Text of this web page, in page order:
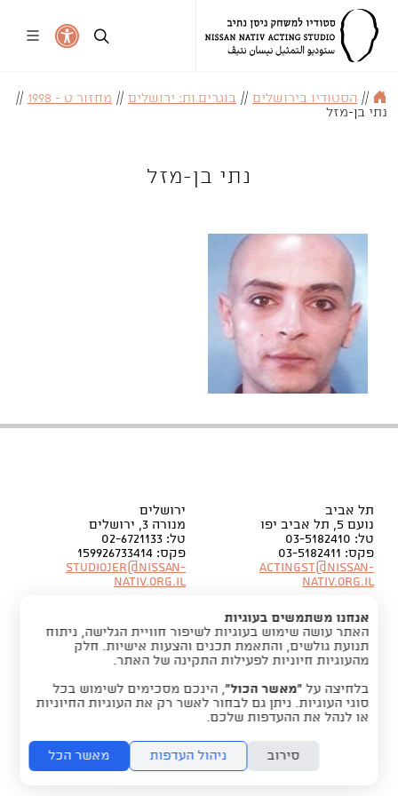
// הסטודיו בירושלים // בוגרים.ות: ירושלים // מחזור ט - 1998
//
נתי בן-מזל
נתי בן-מזל
תל אביב
נועם 5, תל אביב יפו
טל: 03-5182410
פקס: 03-5182411
Actingst@nissan-
nativ.org.il
ירושלים
מנורה 3, ירושלים
טל: 02-6721133
פקס: 159926733414
Studiojer@nissan-
nativ.org.il
אנחנו משתמשים בעוגיות
האתר עושה שימוש בעוגיות לשיפור חוויית הגלישה, ניתוח
תנועת גולשים, והתאמת תכנים והצעות אישיות. חלק
מהעוגיות חיוניות לפעילות התקינה של האתר.
בלחיצה על “מאשר הכול”, הינכם מסכימים לשימוש בכל
סוגי העוגיות. ניתן גם לבחור לאשר רק את העוגיות החיוניות
או לנהל את ההעדפות שלכם.
סירוב ניהול העדפות מאשר הכל